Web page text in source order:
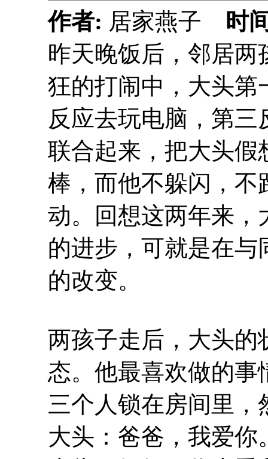
作者: 居家燕子 时
昨天晚饭后，邻居
狂的打闹中，大头第
反应去玩电脑，第
联合起来，把大头假
棒，而他不躲闪，不
动。回想这两年来，
的进步，可就是在
的改变。
两孩子走后，大头的
态。他最喜欢做的事
三个人锁在房间里
大头：爸爸，我爱你